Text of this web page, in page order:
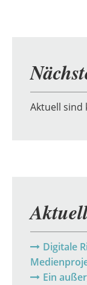
Aktuell sind
Digitale
Ein